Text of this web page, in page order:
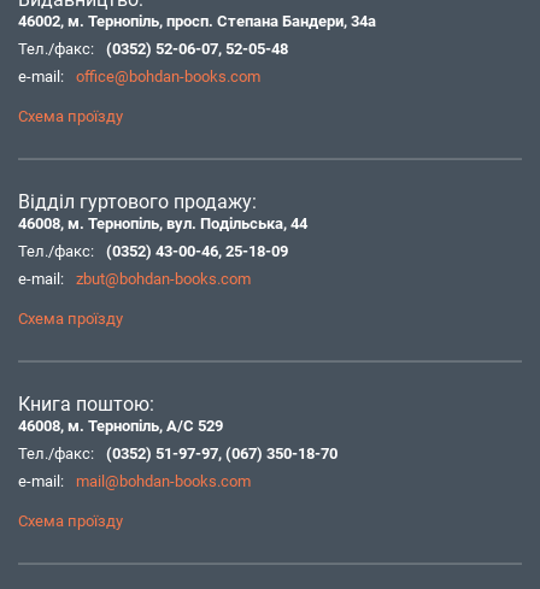
46002, м. Тернопіль, просп. Степана Бандери, 34а
Тел./факс:
(0352) 52-06-07, 52-05-48
e-mail:
office@bohdan-books.com
Схема проїзду
Відділ гуртового продажу:
46008, м. Тернопіль, вул. Подільська, 44
Тел./факс:
(0352) 43-00-46, 25-18-09
e-mail:
zbut@bohdan-books.com
Схема проїзду
Книга поштою:
46008, м. Тернопіль, А/С 529
Тел./факс:
(0352) 51-97-97, (067) 350-18-70
e-mail:
mail@bohdan-books.com
Схема проїзду